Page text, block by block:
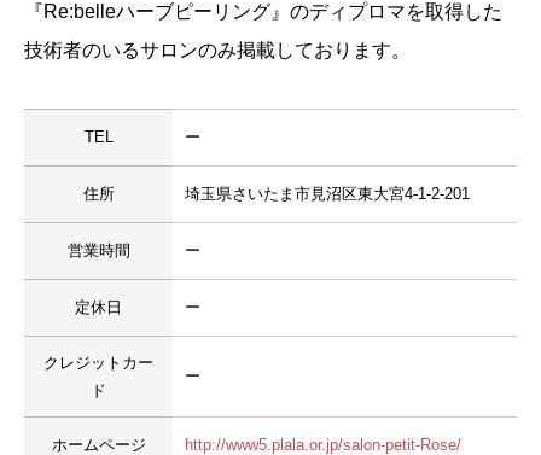
『Re:belleハーブピーリング』のディプロマを取得した
技術者のいるサロンのみ掲載しております。
TEL ー
住所 埼玉県さいたま市見沼区東大宮4-1-2-201
営業時間 ー
定休日 ー
クレジットカー
ド
ー
ホームページ http://www5.plala.or.jp/salon-petit-Rose/